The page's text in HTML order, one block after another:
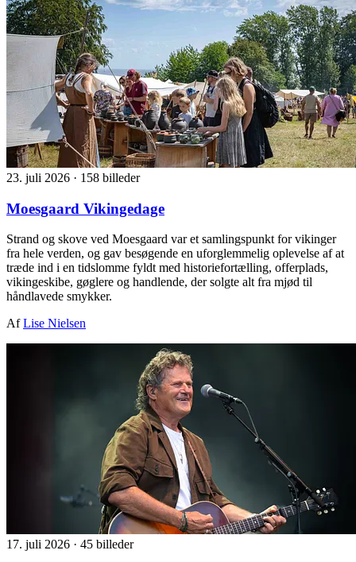
23. juli 2026 · 158 billeder
Moesgaard Vikingedage
Strand og skove ved Moesgaard var et samlingspunkt for vikinger
fra hele verden, og gav besøgende en uforglemmelig oplevelse af at
træde ind i en tidslomme fyldt med historiefortælling, offerplads,
vikingeskibe, gøglere og handlende, der solgte alt fra mjød til
håndlavede smykker.
AfLise Nielsen
17. juli 2026 · 45 billeder